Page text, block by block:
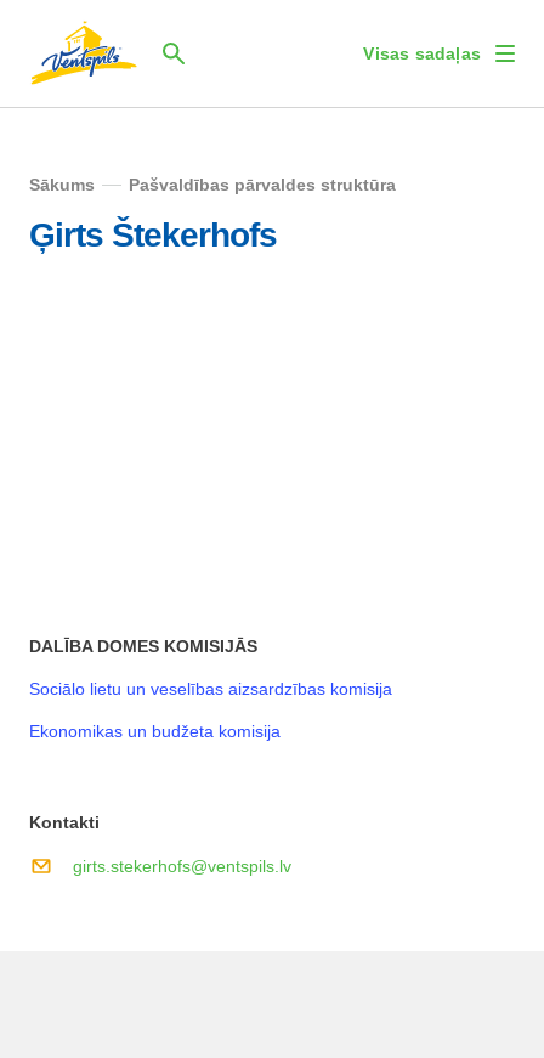
Visas sadaļas
Sākums Pašvaldības pārvaldes struktūra
Ģirts Štekerhofs
DALĪBA DOMES KOMISIJĀS
Sociālo lietu un veselības aizsardzības komisija
Ekonomikas un budžeta komisija
Kontakti
girts.stekerhofs@ventspils.lv